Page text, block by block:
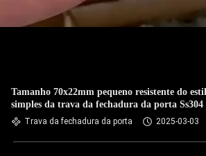
Tamanho 70x22mm pequeno resistente do
simples da trava da fechadura da porta Ss304
Trava da fechadura da porta 2025-03-03